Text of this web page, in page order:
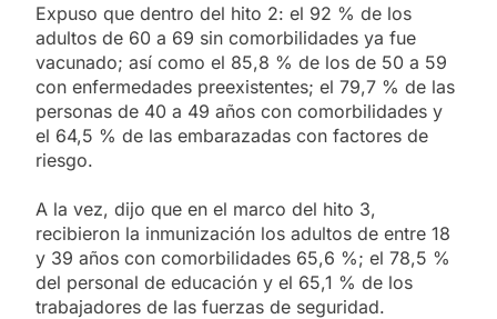
Expuso que dentro del hito 2: el 92 % de los
adultos de 60 a 69 sin comorbilidades ya fue
vacunado; así como el 85,8 % de los de 50 a 59
con enfermedades preexistentes; el 79,7 % de las
personas de 40 a 49 años con comorbilidades y
el 64,5 % de las embarazadas con factores de
riesgo.
A la vez, dijo que en el marco del hito 3,
recibieron la inmunización los adultos de entre 18
y 39 años con comorbilidades 65,6 %; el 78,5 %
del personal de educación y el 65,1 % de los
trabajadores de las fuerzas de seguridad.